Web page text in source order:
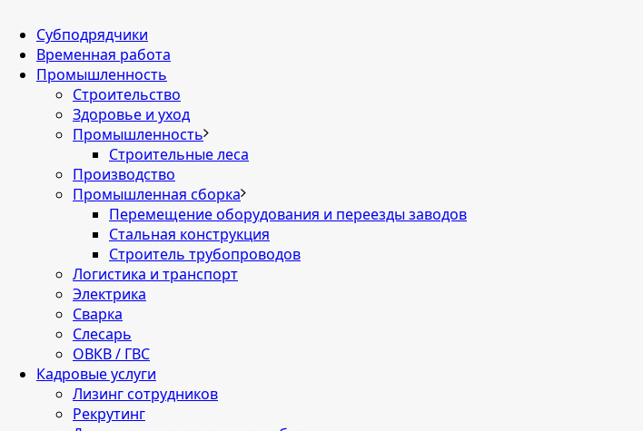
Cубподрядчики
Временная работа
Промышленность
Строительство
Здоровье и уход
Промышленность
Строительные леса
Производство
Промышленная сборка
Перемещение оборудования и переезды заводов
Стальная конструкция
Строитель трубопроводов
Логистика и транспорт
Электрика
Сварка
Слесарь
ОВКВ / ГВС
Кадровые услуги
Лизинг сотрудников
Рекрутинг